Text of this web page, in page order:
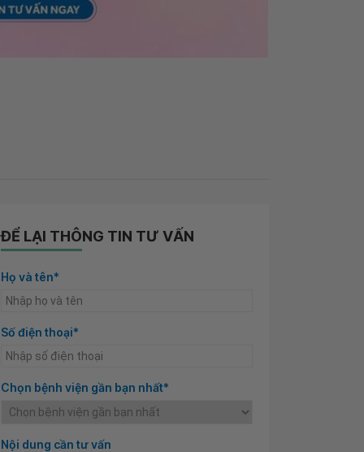
ĐỂ LẠI THÔNG TIN TƯ VẤN
Họ và tên*
Số điện thoại*
Chọn bệnh viện gần bạn nhất*
Nội dung cần tư vấn